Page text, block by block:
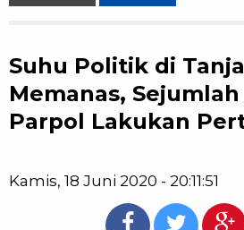
Suhu Politik di
Memanas,
Parpol Lakukan
Kamis, 18 Juni 2020 - 20:11:51